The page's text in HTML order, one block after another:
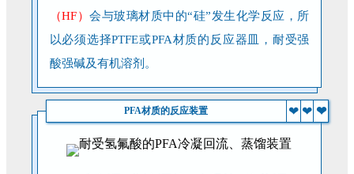
（HF）会与玻璃材质中的“硅”发生化学反应，所
以必须选择PTFE或PFA材质的反应器皿，耐受强
酸强碱及有机溶剂。
PFA材质的反应装置 ❤ ❤ ❤